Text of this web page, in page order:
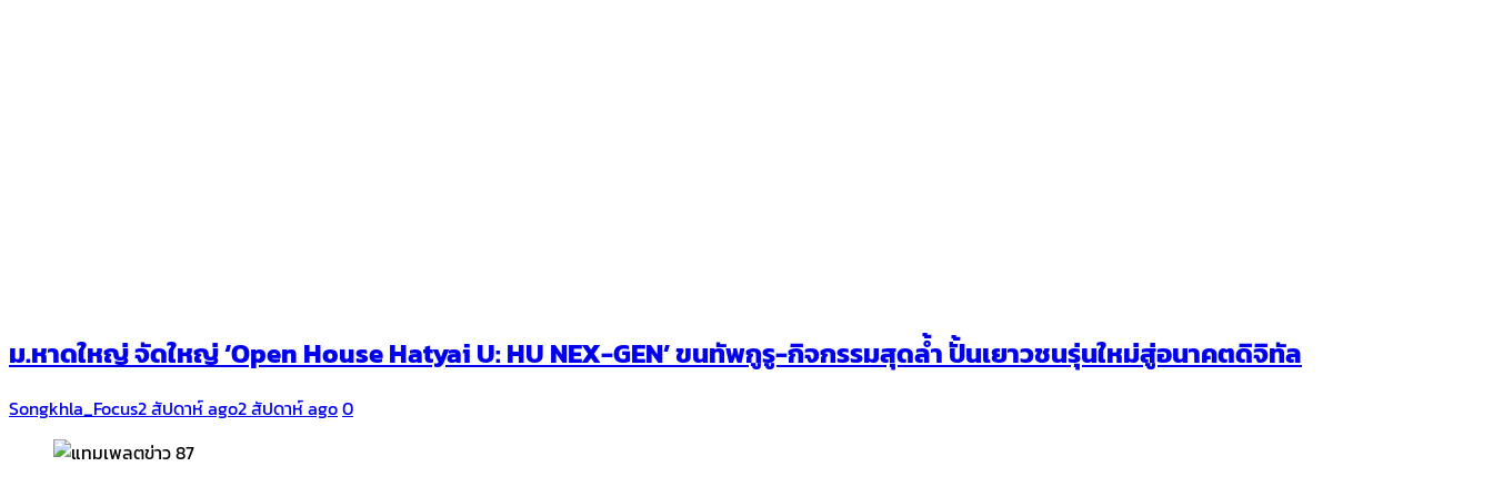
ม.หาดใหญ่ จัดใหญ่ ‘Open House Hatyai U: HU NEX-GEN’ ขนทัพกูรู-กิจกรรมสุดล้ำ ปั้นเยาวชนรุ่นใหม่สู่อนาคตดิจิทัล
Songkhla_Focus2 สัปดาห์ ago2 สัปดาห์ ago0